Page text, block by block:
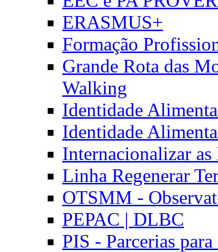
ERASMUS+
Formação
Grande Rota das
Walking
Identidade
Identidade
Internacionalizar
Linha Regenerar
OTSMM -
PEPAC | DLBC
PIS - Parcerias